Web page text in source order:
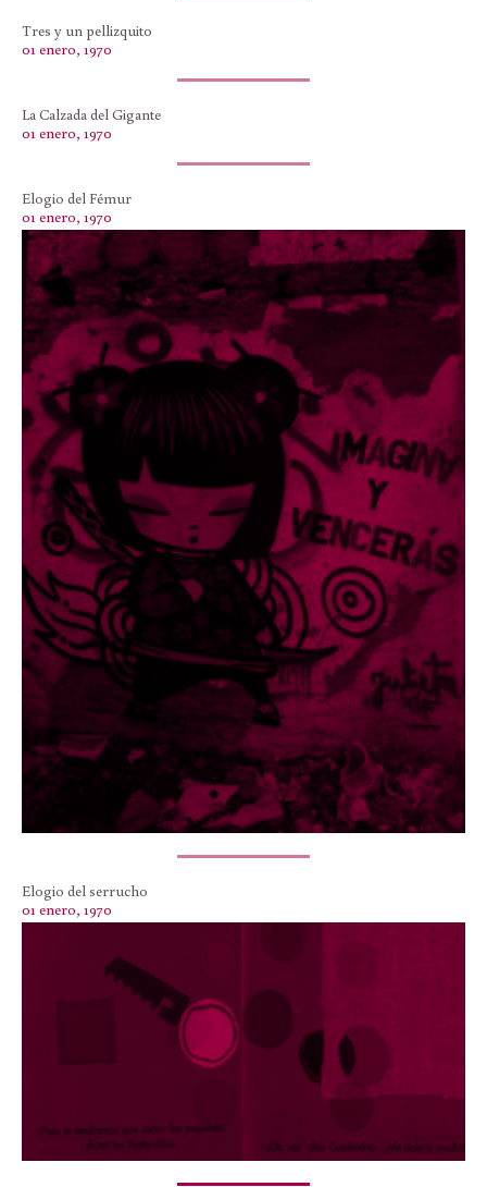
Tres y un pellizquito
01 enero, 1970
La Calzada del Gigante
01 enero, 1970
Elogio del Fémur
01 enero, 1970
Elogio del serrucho
01 enero, 1970